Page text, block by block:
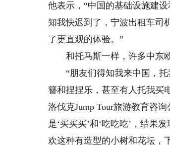
他表示，“中国的基础设施建
知我快迟到了，宁波出租车司
了更直观的体验。”
和托马斯一样，许多中东欧
“朋友们得知我来中国，托
簪和捏捏乐，甚至有人托我买
洛伐克Jump Tour旅游教育咨
是‘买买买’和‘吃吃吃’，结果
欢这种有造型的小树和花坛，